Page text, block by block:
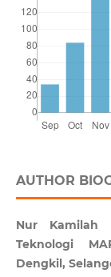
AUTHOR
Nur Kamilah
Teknologi
Dengkil,